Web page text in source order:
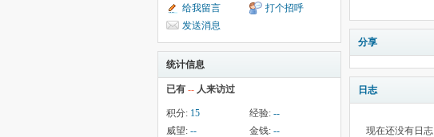
给我留言
打个招呼
发送消息
统计信息
已有 -- 人来访过
积分: 15 经验: --
威望: -- 金钱: --
分享
日志
现在还没有日志